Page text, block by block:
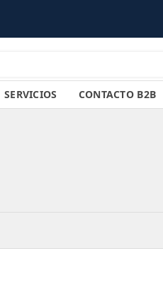
SERVICIOS CONTACTO B2B